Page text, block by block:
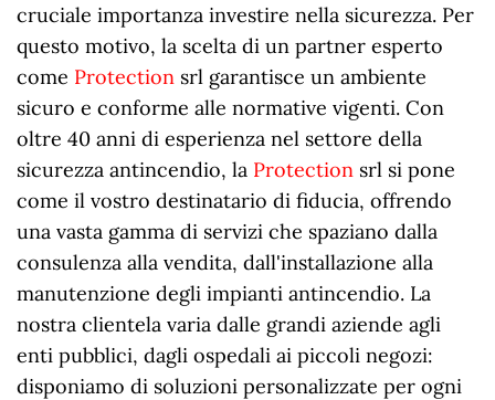
cruciale importanza investire nella sicurezza. Per
questo motivo, la scelta di un partner esperto
come Protection srl garantisce un ambiente
sicuro e conforme alle normative vigenti. Con
oltre 40 anni di esperienza nel settore della
sicurezza antincendio, la Protection srl si pone
come il vostro destinatario di fiducia, offrendo
una vasta gamma di servizi che spaziano dalla
consulenza alla vendita, dall'installazione alla
manutenzione degli impianti antincendio. La
nostra clientela varia dalle grandi aziende agli
enti pubblici, dagli ospedali ai piccoli negozi:
disponiamo di soluzioni personalizzate per ogni